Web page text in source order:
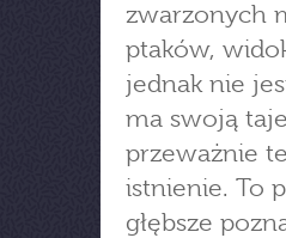
zwarzonych
ptaków,
jednak nie
ma swoją
przeważnie
istnienie. To
głębsze